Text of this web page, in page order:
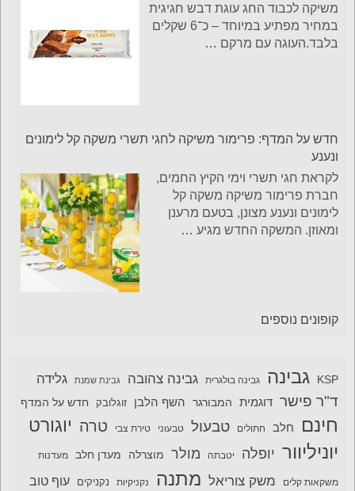
משיקה לכבוד החג עוגת דבש חגיגית
במחיר מפתיע במיוחד – כ־6 שקלים
בלבד.העוגה עם מרקם …
חדש על המדף: פרימור משיקה לחגי תשרי משקה קל לימונים
ונענע
לקראת חגי תשרי וימי הקיץ החמים,
חברת פרימור משיקה משקה קל
לימונים ונענע מצונן, בטעם מרענן
ומאוזן. המשקה החדש מגיע …
קופונים נוספים
KSP גבינה גבינה בולגרית גבינה צהובה גבינת שמנת גלידה
ד"ר פישר דוגמית המבורגר השף הלבן זוגלובק חדש על המדף
חינם חלב חתולים טבעול טבעוני טירת צבי טרה יוגורט
יוניליוור יופלה יטבתה מולר מוצרלה מעדן חלב מעדנות
משקאות קלים משק צוריאל מתנה נקניקיות נקניקים עוף טוב